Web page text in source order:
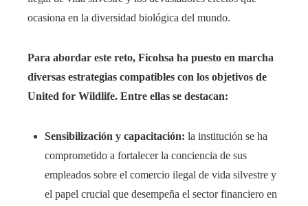
ocasiona en la diversidad biológica del mundo.
Para abordar este reto, Ficohsa ha puesto en marcha
diversas estrategias compatibles con los objetivos de
United for Wildlife. Entre ellas se destacan:
Sensibilización y capacitación: la institución se ha
comprometido a fortalecer la conciencia de sus
empleados sobre el comercio ilegal de vida silvestre y
el papel crucial que desempeña el sector financiero en